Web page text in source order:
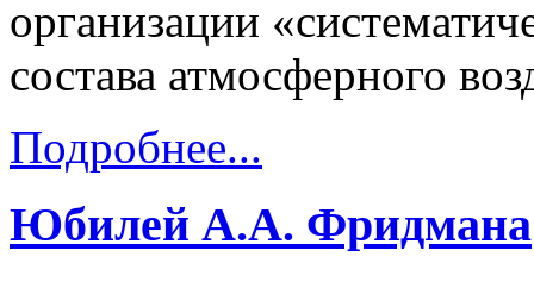
организации
состава атмосферного
Подробнее...
Юбилей А.А. Фридмана